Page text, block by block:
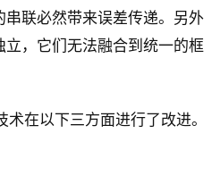
串联必然带来误差传递。另外
立，它们无法融合到统一的框
在以下三方面进行了改进。